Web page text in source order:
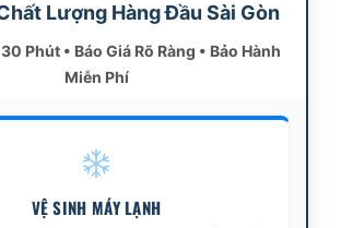
Lượng Hàng Đầu Sài Gòn
Phút • Báo Giá Rõ Ràng • Bảo Hành
Miễn Phí
VỆ SINH MÁY LẠNH